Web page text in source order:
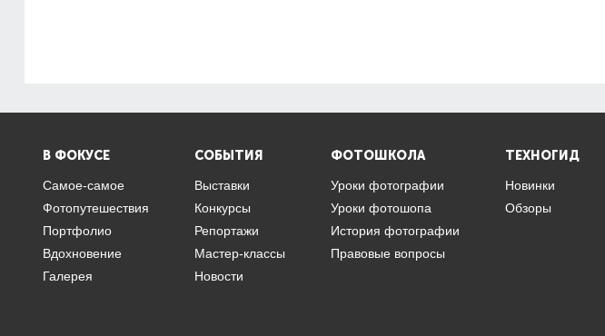
В ФОКУСЕ
Самое-самое
Фотопутешествия
Портфолио
Вдохновение
Галерея
СОБЫТИЯ
Выставки
Конкурсы
Репортажи
Мастер-классы
Новости
ФОТОШКОЛА
Уроки фотографии
Уроки фотошопа
История фотографии
Правовые вопросы
ТЕХНОГИД
Новинки
Обзоры